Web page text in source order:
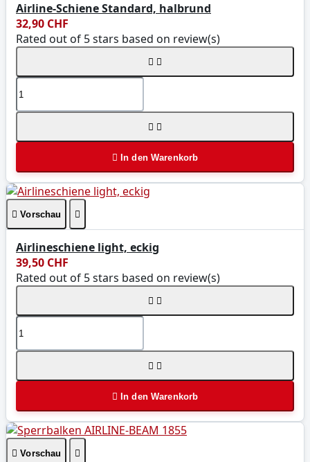
Airline-Schiene Standard, halbrund
32,90 CHF
Rated out of 5 stars based on review(s)
 
 
 In den Warenkorb
 Vorschau 
Airlineschiene light, eckig
39,50 CHF
Rated out of 5 stars based on review(s)
 
 
 In den Warenkorb
 Vorschau 